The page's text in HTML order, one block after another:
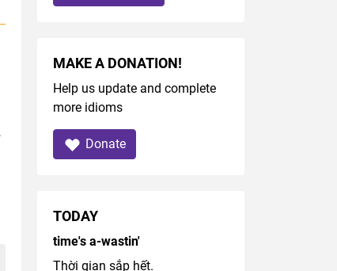
MAKE A DONATION!
Help us update and complete
more idioms
Donate
TODAY
time's a-wastin'
Thời gian sắp hết.